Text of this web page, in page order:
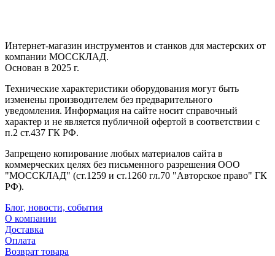
Интернет-магазин инструментов и станков для мастерских от
компании МОССКЛАД.
Основан в 2025 г.
Технические характеристики оборудования могут быть
изменены производителем без предварительного
уведомления. Информация на сайте носит справочный
характер и не является публичной офертой в соответствии с
п.2 ст.437 ГК РФ.
Запрещено копирование любых материалов сайта в
коммерческих целях без письменного разрешения ООО
"МОССКЛАД" (ст.1259 и ст.1260 гл.70 "Авторское право" ГК
РФ).
Блог, новости, события
О компании
Доставка
Оплата
Возврат товара